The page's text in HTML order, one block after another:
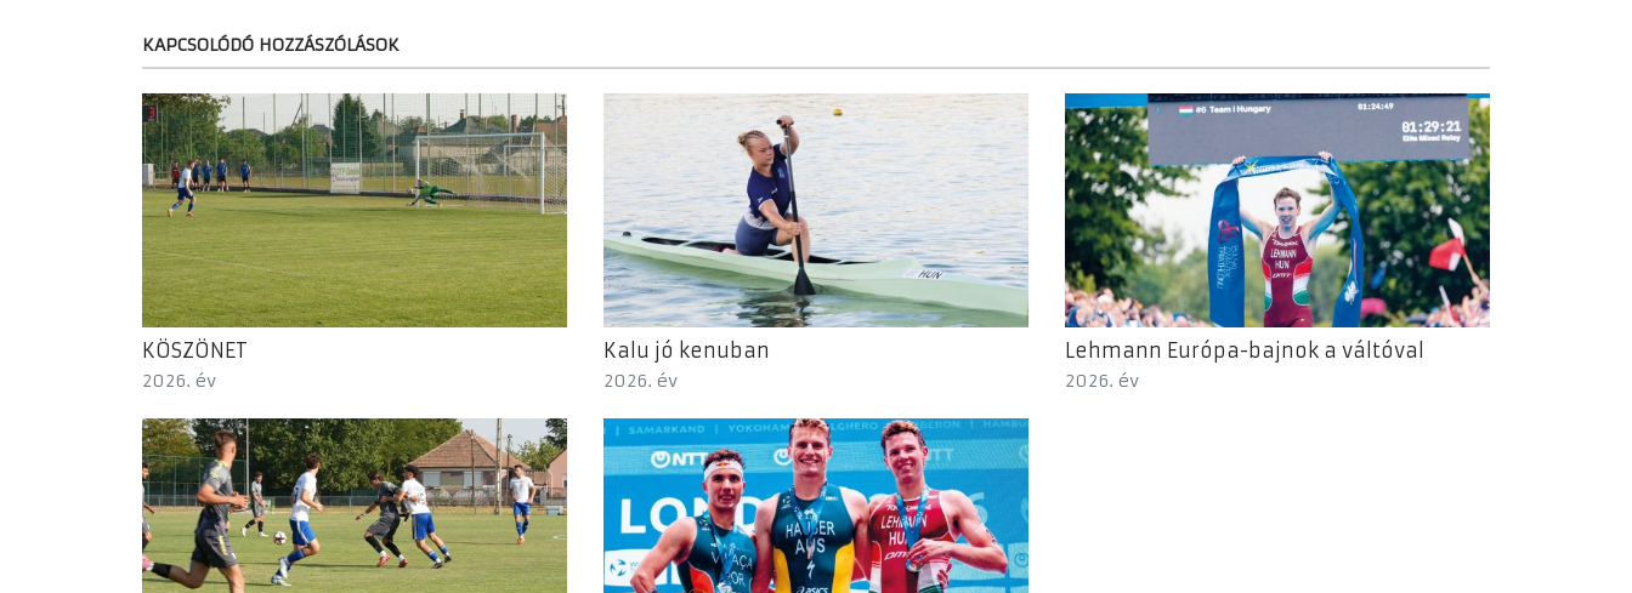
KAPCSOLÓDÓ HOZZÁSZÓLÁSOK
KÖSZÖNET
2026. év
Kalu jó kenuban
2026. év
Lehmann Európa-bajnok a váltóval
2026. év